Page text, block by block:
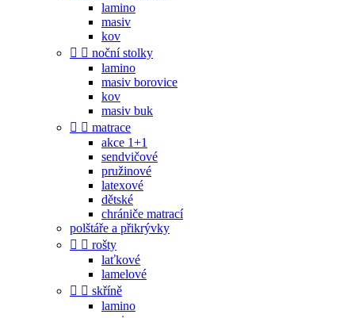
lamino
masiv
kov
  noční stolky
lamino
masiv borovice
kov
masiv buk
  matrace
akce 1+1
sendvičové
pružinové
latexové
dětské
chrániče matrací
polštáře a přikrývky
  rošty
laťkové
lamelové
  skříně
lamino